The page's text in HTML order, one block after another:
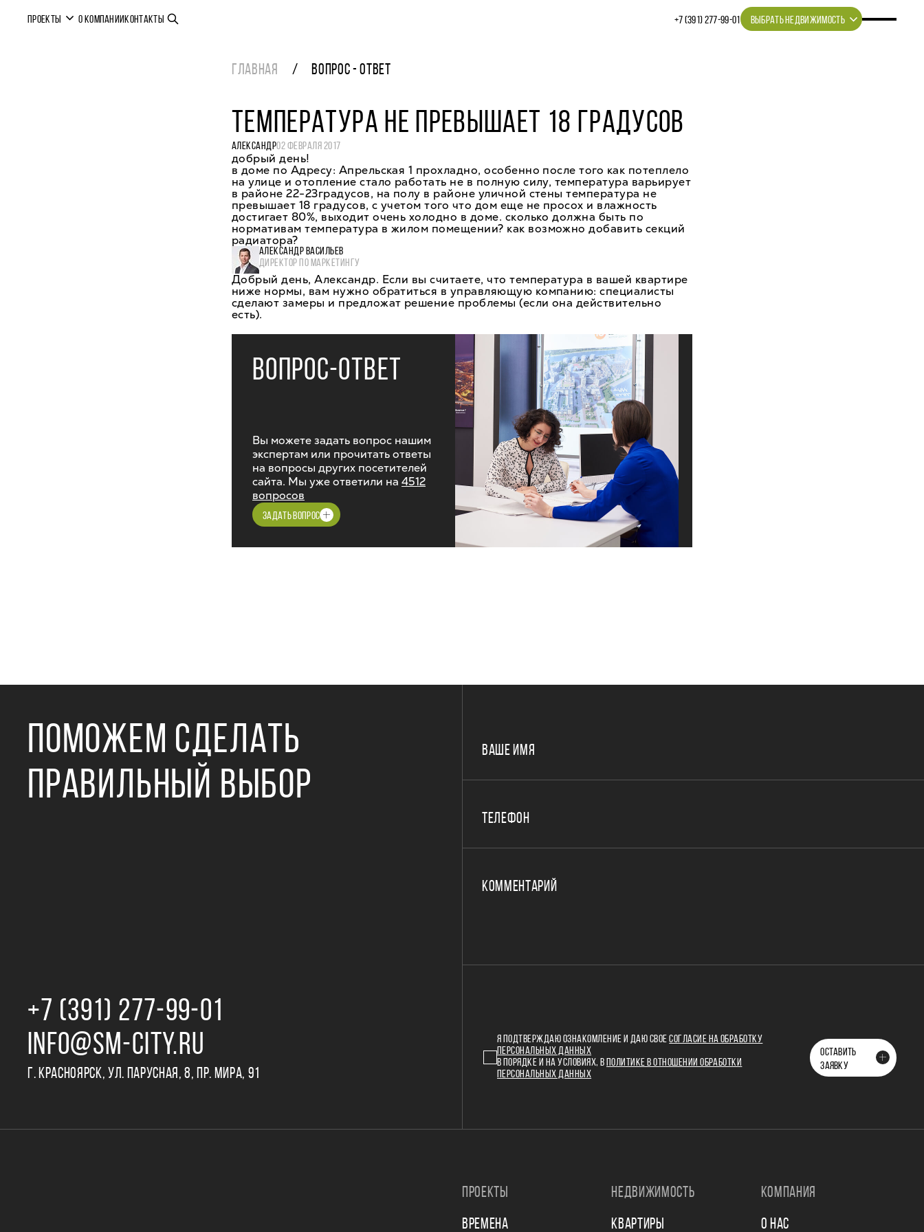
ПРОЕКТЫ О КОМПАНИИКОНТАКТЫ +7 (391) 277‒99‒01 ВЫБРАТЬ НЕДВИЖИМОСТЬ
ГЛАВНАЯ ВОПРОС - ОТВЕТ
ТЕМПЕРАТУРА НЕ ПРЕВЫШАЕТ 18 ГРАДУСОВ
АЛЕКСАНДР02 ФЕВРАЛЯ 2017
добрый день!
в доме по Адресу: Апрельская 1 прохладно, особенно после того как потеплело
на улице и отопление стало работать не в полную силу, температура варьирует
в районе 22-23градусов, на полу в районе уличной стены температура не
превышает 18 градусов, с учетом того что дом еще не просох и влажность
достигает 80%, выходит очень холодно в доме. сколько должна быть по
нормативам температура в жилом помещении? как возможно добавить секций
радиатора?
АЛЕКСАНДР ВАСИЛЬЕВ
ДИРЕКТОР ПО МАРКЕТИНГУ
Добрый день, Александр. Если вы считаете, что температура в вашей квартире
ниже нормы, вам нужно обратиться в управляющую компанию: специалисты
сделают замеры и предложат решение проблемы (если она действительно
есть).
ВОПРОС-ОТВЕТ
Вы можете задать вопрос нашим
экспертам или прочитать ответы
на вопросы других посетителей
сайта. Мы уже ответили на 4512
вопросов
ЗАДАТЬ ВОПРОС
ПОМОЖЕМ СДЕЛАТЬ
ПРАВИЛЬНЫЙ ВЫБОР
+7 (391) 277‒99‒01
INFO@SM-CITY.RU
Г. КРАСНОЯРСК, УЛ. ПАРУСНАЯ, 8, ПР. МИРА, 91
ВАШЕ ИМЯ
ТЕЛЕФОН
КОММЕНТАРИЙ
Я ПОДТВЕРЖДАЮ ОЗНАКОМЛЕНИЕ И ДАЮ СВОЕСОГЛАСИЕ НА ОБРАБОТКУ
ПЕРСОНАЛЬНЫХ ДАННЫХ
В ПОРЯДКЕ И НА УСЛОВИЯХ, В
ПОЛИТИКЕ В ОТНОШЕНИИ ОБРАБОТКИ
ПЕРСОНАЛЬНЫХ ДАННЫХ
ОСТАВИТЬ
ЗАЯВКУ
ПРОЕКТЫ
ВРЕМЕНА
НЕДВИЖИМОСТЬ
КВАРТИРЫ
КОМПАНИЯ
О НАС